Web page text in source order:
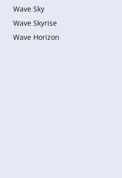
Wave Sky
Wave Skyrise
Wave Horizon